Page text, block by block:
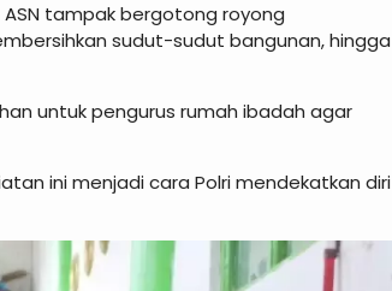
tampak bergotong royong
sudut-sudut bangunan, hingga
untuk pengurus rumah ibadah agar
ini menjadi cara Polri mendekatkan diri